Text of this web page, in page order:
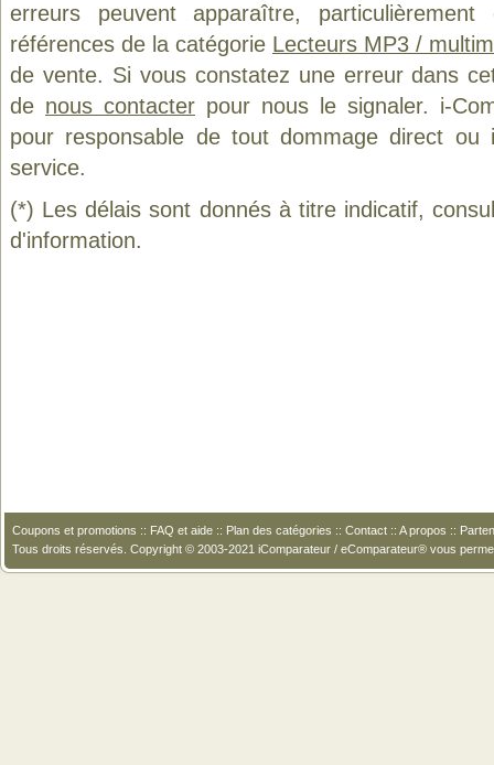
erreurs peuvent apparaître,
références de la catégorie Lecteurs MP3 /
de vente. Si vous constatez une erreur dans
de nous contacter pour nous le signaler. i-
pour responsable de tout dommage direct
service.
(*) Les délais sont donnés à titre indicatif,
d'information.
Coupons et promotions :: FAQ et aide :: Plan des catégories :: Contact :: A propos ::
Tous droits réservés. Copyright © 2003-2021 iComparateur / eComparateur® vous